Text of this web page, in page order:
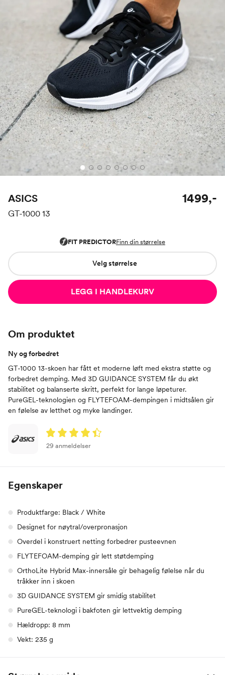
ASICS
GT-1000 13
1499,-
Velg størrelse
LEGG I HANDLEKURV
Om produktet
Ny og forbedret
GT-1000 13-skoen har fått et moderne løft med ekstra støtte og
forbedret demping. Med 3D GUIDANCE SYSTEM får du økt
stabilitet og balanserte skritt, perfekt for lange løpeturer.
PureGEL-teknologien og FLYTEFOAM-dempingen i midtsålen gir
en følelse av letthet og myke landinger.
29 anmeldelser
Egenskaper
Produktfarge: Black / White
Designet for nøytral/overpronasjon
Overdel i konstruert netting forbedrer pusteevnen
FLYTEFOAM-demping gir lett støtdemping
OrthoLite Hybrid Max-innersåle gir behagelig følelse når du
tråkker inn i skoen
3D GUIDANCE SYSTEM gir smidig stabilitet
PureGEL-teknologi i bakfoten gir lettvektig demping
Hældropp: 8 mm
Vekt: 235 g